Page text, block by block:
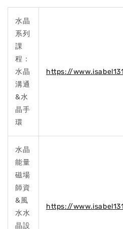
水晶
系列
課
程：
水晶
溝通
&水
晶手
環
https://
水晶
能量
磁場
師資
&風
水水
晶設
https://